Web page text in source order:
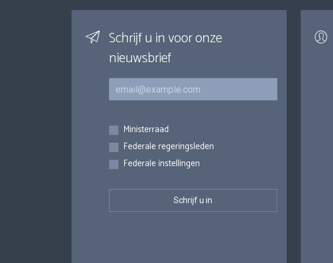
Schrijf u in voor onze
nieuwsbrief
E-mail
Inschrijvingen
Ministerraad
Federale regeringsleden
Federale instellingen